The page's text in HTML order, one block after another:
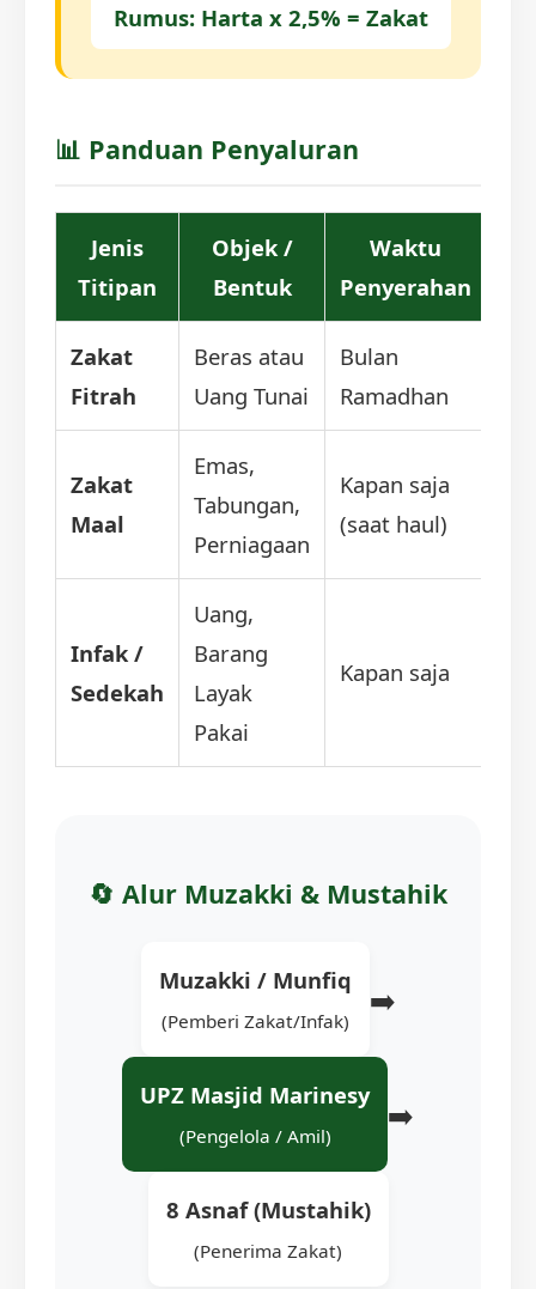
Rumus: Harta x 2,5% = Zakat
📊 Panduan Penyaluran
Jenis
Titipan
Objek /
Bentuk
Waktu
Penyerahan
Zakat
Fitrah
Beras atau
Uang Tunai
Bulan
Ramadhan
Zakat
Maal
Emas,
Tabungan,
Perniagaan
Kapan saja
(saat haul)
Infak /
Sedekah
Uang,
Barang
Layak
Pakai
Kapan saja
🔄 Alur Muzakki & Mustahik
Muzakki / Munfiq
(Pemberi Zakat/Infak)
➡️
UPZ Masjid Marinesy
(Pengelola / Amil)
➡️
8 Asnaf (Mustahik)
(Penerima Zakat)